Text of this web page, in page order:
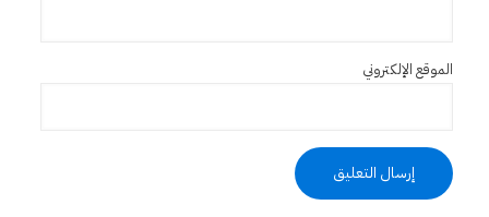
الموقع الإلكتروني